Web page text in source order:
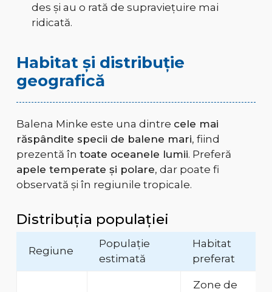
des și au o rată de supraviețuire mai
ridicată.
Habitat și distribuție
geografică
Balena Minke este una dintre cele mai
răspândite specii de balene mari, fiind
prezentă în toate oceanele lumii. Preferă
apele temperate și polare, dar poate fi
observată și în regiunile tropicale.
Distribuția populației
Regiune
Populație
estimată
Habitat
preferat
Zone de